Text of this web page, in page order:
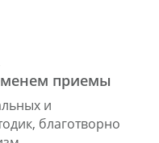
приемы
и
благотворно